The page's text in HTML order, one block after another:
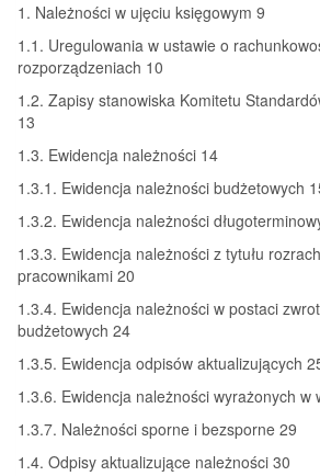
1. Należności w ujęciu księgowym 9
1.1. Uregulowania w ustawie o
rozporządzeniach 10
1.2. Zapisy stanowiska Komitetu
13
1.3. Ewidencja należności 14
1.3.1. Ewidencja należności budżetowych
1.3.2. Ewidencja należności
1.3.3. Ewidencja należności z tytułu
pracownikami 20
1.3.4. Ewidencja należności w postaci
budżetowych 24
1.3.5. Ewidencja odpisów aktualizujących
1.3.6. Ewidencja należności wyrażonych w
1.3.7. Należności sporne i bezsporne 29
1.4. Odpisy aktualizujące należności 30